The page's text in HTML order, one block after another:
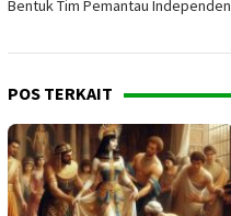
Bentuk Tim Pemantau Independen
POS TERKAIT